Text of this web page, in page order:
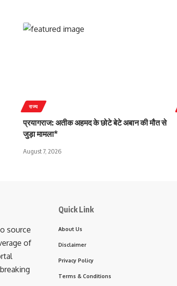
राज्य
प्रयागराज: अतीक अहमद के छोटे बेटे अबान की मौत से
जुड़ा मामला*
August 7, 2026
source
of
Quick Link
About Us
Disclaimer
Privacy Policy
Terms & Conditions